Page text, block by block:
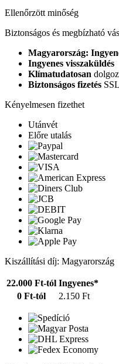
Ellenőrzött minőség
Biztonságos és megbízható
Magyarország:
Ingyenes visszaküldés
Klímatudatosan
Biztonságos fizetés
Kényelmesen fizethet
Utánvét
Előre utalás
Kiszállítási díj: Magyarország
22.000 Ft-tól Ingyenes*
0 Ft-tól
2.150 Ft